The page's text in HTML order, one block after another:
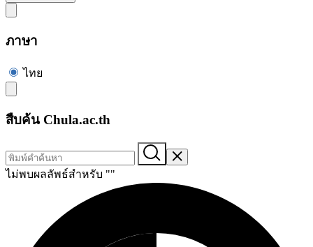
ภาษา
ไทย
สืบค้น Chula.ac.th
ไม่พบผลลัพธ์สำหรับ ""